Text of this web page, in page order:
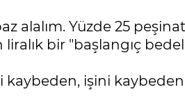
alalım. Yüzde 25
bir "başlangıç
işini